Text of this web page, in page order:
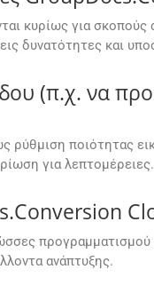
κυρίως για σκοπούς
δυνατότητες και
(π.χ. να
ποιότητας
για λεπτομέρειες.
προγραμματισμού
ανάπτυξης.